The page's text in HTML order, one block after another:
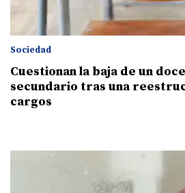
Sociedad
Cuestionan la baja de un
secundario tras una
cargos